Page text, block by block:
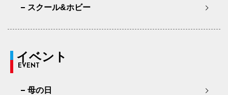
スクール&ホビー
イベント
EVENT
母の日